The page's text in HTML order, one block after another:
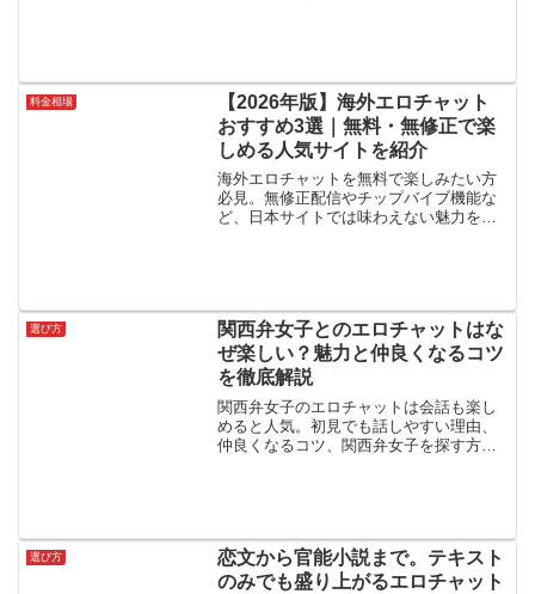
料金相場
【2026年版】海外エロチャット
おすすめ3選｜無料・無修正で楽
しめる人気サイトを紹介
海外エロチャットを無料で楽しみたい方
必見。無修正配信やチップバイブ機能な
ど、日本サイトでは味わえない魅力を解
選び方
関西弁女子とのエロチャットはな
ぜ楽しい？魅力と仲良くなるコツ
を徹底解説
関西弁女子のエロチャットは会話も楽し
めると人気。初見でも話しやすい理由、
仲良くなるコツ、関西弁女子を探す方法
選び方
恋文から官能小説まで。テキスト
のみでも盛り上がるエロチャット